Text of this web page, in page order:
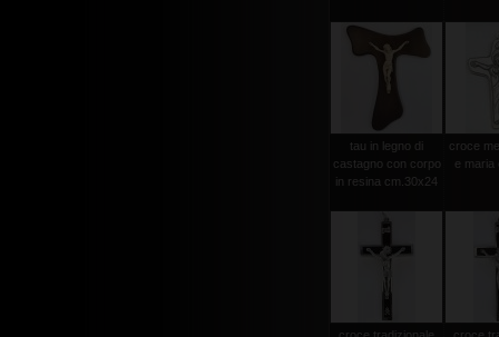
tau in legno di
castagno con corpo
in resina cm.30x24
croce
e maria